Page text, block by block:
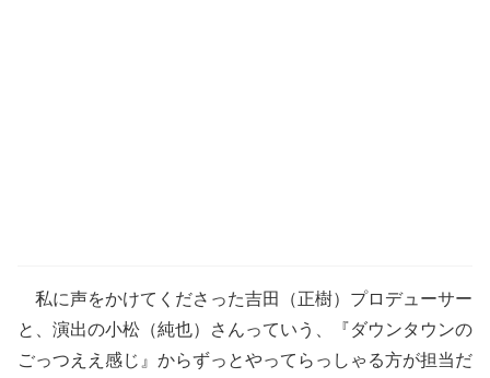
私に声をかけてくださった吉田（正樹）プロデューサー
と、演出の小松（純也）さんっていう、『ダウンタウンの
ごっつええ感じ』からずっとやってらっしゃる方が担当だ